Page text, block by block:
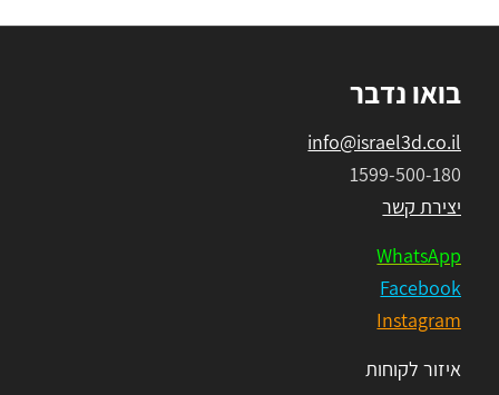
בואו נדבר
info@israel3d.co.il
1599-500-180
יצירת קשר
WhatsApp
Facebook
Instagram
איזור לקוחות